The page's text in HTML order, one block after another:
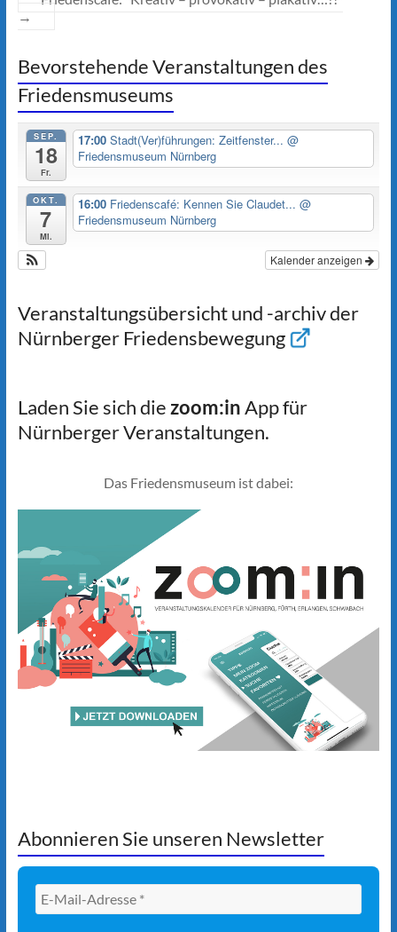
→
Bevorstehende Veranstaltungen des
Friedensmuseums
SEP.
18
Fr.
17:00Stadt(Ver)führungen: Zeitfenster...@
Friedensmuseum Nürnberg
OKT.
7
Mi.
16:00 Friedenscafé: Kennen Sie Claudet...@
Friedensmuseum Nürnberg
Kalender anzeigen
Veranstaltungsübersicht und -archiv der
Nürnberger Friedensbewegung
Laden Sie sich diezoom:inApp für
Nürnberger Veranstaltungen.
Das Friedensmuseum ist dabei:
Abonnieren Sie unseren Newsletter